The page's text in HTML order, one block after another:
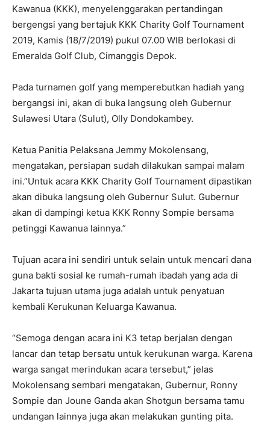
Kawanua (KKK), menyelenggarakan pertandingan
bergengsi yang bertajuk KKK Charity Golf Tournament
2019, Kamis (18/7/2019) pukul 07.00 WIB berlokasi di
Emeralda Golf Club, Cimanggis Depok.
Pada turnamen golf yang memperebutkan hadiah yang
bergangsi ini, akan di buka langsung oleh Gubernur
Sulawesi Utara (Sulut), Olly Dondokambey.
Ketua Panitia Pelaksana Jemmy Mokolensang,
mengatakan, persiapan sudah dilakukan sampai malam
ini.”Untuk acara KKK Charity Golf Tournament dipastikan
akan dibuka langsung oleh Gubernur Sulut. Gubernur
akan di dampingi ketua KKK Ronny Sompie bersama
petinggi Kawanua lainnya.”
Tujuan acara ini sendiri untuk selain untuk mencari dana
guna bakti sosial ke rumah-rumah ibadah yang ada di
Jakarta tujuan utama juga adalah untuk penyatuan
kembali Kerukunan Keluarga Kawanua.
“Semoga dengan acara ini K3 tetap berjalan dengan
lancar dan tetap bersatu untuk kerukunan warga. Karena
warga sangat merindukan acara tersebut,” jelas
Mokolensang sembari mengatakan, Gubernur, Ronny
Sompie dan Joune Ganda akan Shotgun bersama tamu
undangan lainnya juga akan melakukan gunting pita.